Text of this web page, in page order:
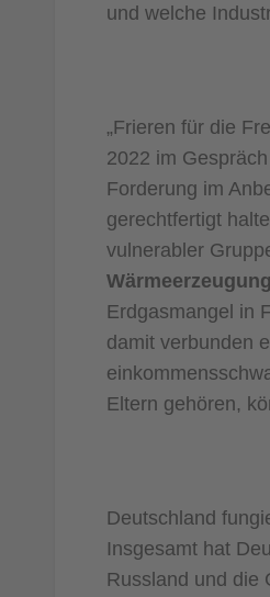
und welche
„Frieren für die
2022 im
Forderung im
gerechtfertigt
vulnerabler
Erdgasmangel in
damit verbunden
Eltern gehören,
Deutschland
Insgesamt hat
Russland und die